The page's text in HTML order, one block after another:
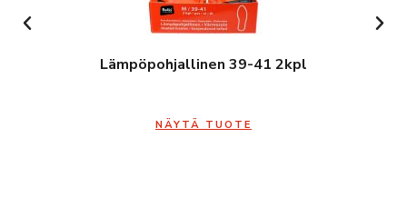
Lämpöpohjallinen 39-41 2kpl
NÄYTÄ TUOTE